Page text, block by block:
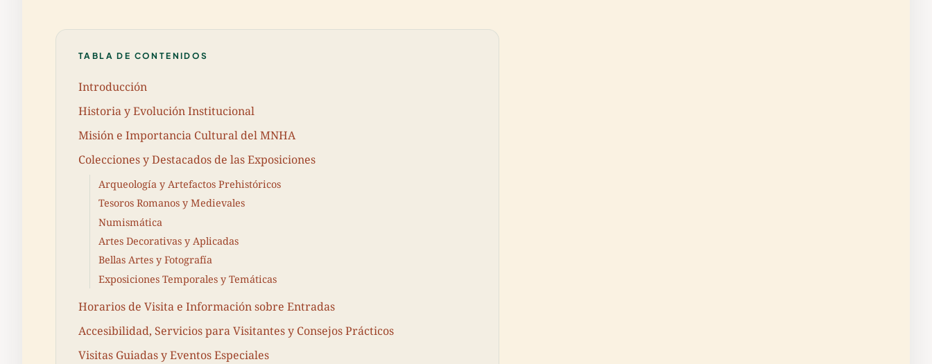
TABLA DE CONTENIDOS
Introducción
Historia y Evolución Institucional
Misión e Importancia Cultural del MNHA
Colecciones y Destacados de las Exposiciones
Arqueología y Artefactos Prehistóricos
Tesoros Romanos y Medievales
Numismática
Artes Decorativas y Aplicadas
Bellas Artes y Fotografía
Exposiciones Temporales y Temáticas
Horarios de Visita e Información sobre Entradas
Accesibilidad, Servicios para Visitantes y Consejos Prácticos
Visitas Guiadas y Eventos Especiales